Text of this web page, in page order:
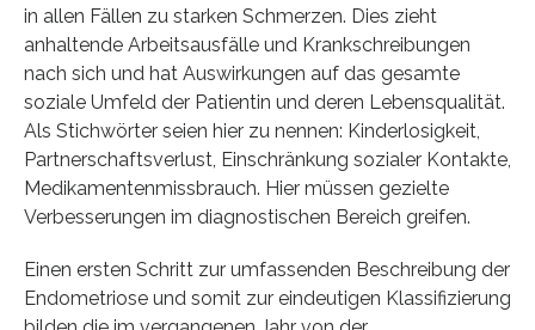
in allen Fällen zu starken Schmerzen. Dies zieht
anhaltende Arbeitsausfälle und Krankschreibungen
nach sich und hat Auswirkungen auf das gesamte
soziale Umfeld der Patientin und deren Lebensqualität.
Als Stichwörter seien hier zu nennen: Kinderlosigkeit,
Partnerschaftsverlust, Einschränkung sozialer Kontakte,
Medikamentenmissbrauch. Hier müssen gezielte
Verbesserungen im diagnostischen Bereich greifen.
Einen ersten Schritt zur umfassenden Beschreibung der
Endometriose und somit zur eindeutigen Klassifizierung